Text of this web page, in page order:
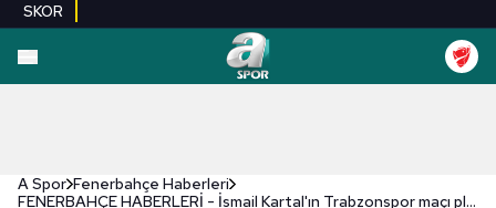
SKOR
A Spor Fenerbahçe Haberleri
FENERBAHÇE HABERLERİ - İsmail Kartal'ın Trabzonspor maçı planı ortaya çıktı!